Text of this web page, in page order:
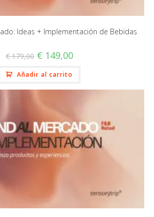
Ideas + Implementación de Bebidas
€179,00 € 149,00
Añadir al carrito